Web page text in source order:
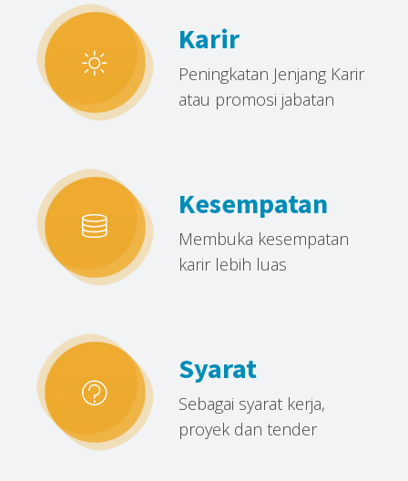
Karir
Peningkatan Jenjang Karir
atau promosi jabatan
Kesempatan
Membuka kesempatan
karir lebih luas
Syarat
Sebagai syarat kerja,
proyek dan tender